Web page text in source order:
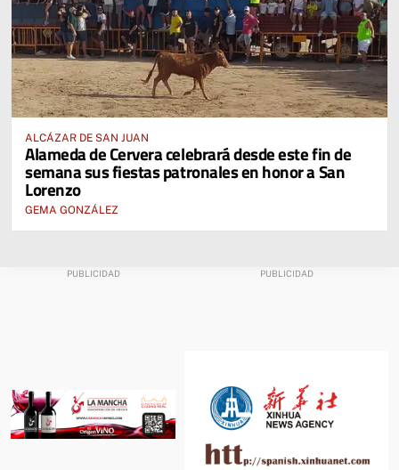
ALCÁZAR DE SAN JUAN
Alameda de Cervera celebrará desde este fin de
semana sus fiestas patronales en honor a San
Lorenzo
GEMA GONZÁLEZ